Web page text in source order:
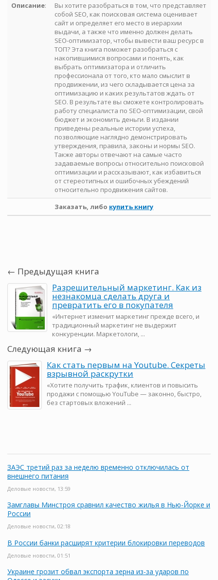
Описание:
Вы хотите разобраться в том, что представляет
собой SEO, как поисковая система оценивает
сайт и определяет его место в иерархии
выдачи, а также что именно должен делать
SEO-оптимизатор, чтобы вывести ваш ресурс в
ТОП? Эта книга поможет разобраться с
накопившимися вопросами и понять, как
выбрать оптимизатора и отличить
профессионала от того, кто мало смыслит в
продвижении, из чего складывается цена за
оптимизацию и каких результатов ждать от
SEO. В результате вы сможете контролировать
работу специалиста по SEO-оптимизации, свой
бюджет и экономить деньги. В издании
приведены реальные истории успеха,
позволяющие наглядно демонстрировать
утверждения, правила, законы и нормы SEO.
Также авторы отвечают на самые часто
задаваемые вопросы относительно поисковой
оптимизации и рассказывают, как избавиться
от стереотипных и ошибочных убеждений
относительно продвижения сайтов.
Заказать, либо купить книгу
← Предыдущая книга
Разрешительный маркетинг. Как из
незнакомца сделать друга и
превратить его в покупателя
«Интернет изменит маркетинг прежде всего, и
традиционный маркетинг не выдержит
конкуренции. Маркетологи, ...
Следующая книга →
Как стать первым на Youtube. Секреты
взрывной раскрутки
«Хотите получить трафик, клиентов и повысить
продажи с помощью YouTube — законно, быстро,
без стартовых вложений ...
ЗАЭС третий раз за неделю временно отключилась от
внешнего питания
Деловые новости, 13:59
Замглавы Минстроя сравнил качество жилья в Нью-Йорке и
России
Деловые новости, 02:18
В России банки расширят критерии блокировки переводов
Деловые новости, 01:51
Украине грозит обвал экспорта зерна из-за ударов по